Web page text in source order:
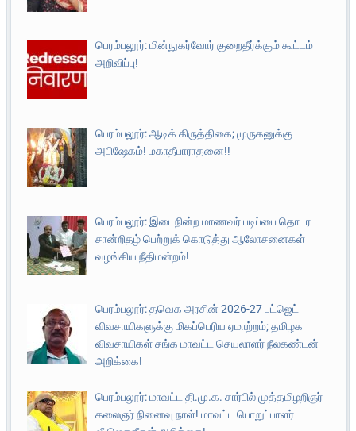
பெரம்பலூர்: மின்நுகர்வோர் குறைதீர்க்கும் கூட்டம்
அறிவிப்பு!
பெரம்பலூர்: ஆடிக் கிருத்திகை; முருகனுக்கு
அபிஷேகம்! மகாதீபாராதனை!!
பெரம்பலூர்: இடைநின்ற மாணவர் படிப்பை தொடர
சான்றிதழ் பெற்றுக் கொடுத்து ஆலோசனைகள்
வழங்கிய நீதிமன்றம்!
பெரம்பலூர்: தவெக அரசின் 2026-27 பட்ஜெட்
விவசாயிகளுக்கு மிகப்பெரிய ஏமாற்றம்; தமிழக
விவசாயிகள் சங்க மாவட்ட செயலாளர் நீலகண்டன்
அறிக்கை!
பெரம்பலூர்: மாவட்ட தி.மு.க. சார்பில் முத்தமிழறிஞர்
கலைஞர் நினைவு நாள்! மாவட்ட பொறுப்பாளர்